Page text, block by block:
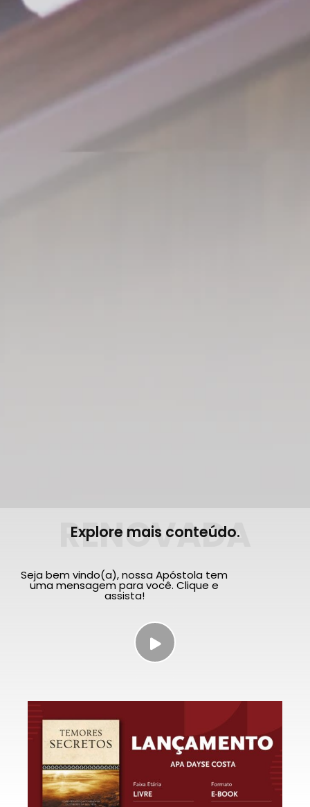
RENOVADA
Explore mais conteúdo.
Seja bem vindo(a), nossa Apóstola tem
uma mensagem para você. Clique e
assista!